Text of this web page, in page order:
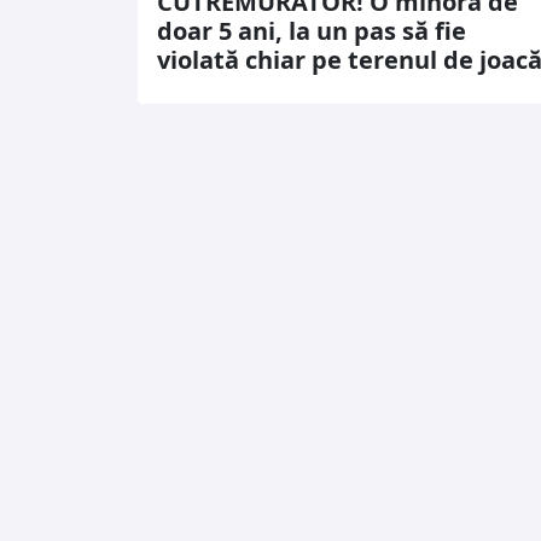
doar 5 ani, la un pas să fie
violată chiar pe terenul de joacă